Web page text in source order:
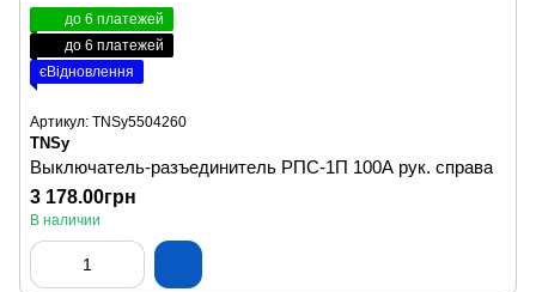
до 6 платежей
до 6 платежей
єВідновлення
Артикул: TNSy5504260
TNSy
Выключатель-разъединитель РПС-1П 100А рук. справа
3 178.00грн
В наличии